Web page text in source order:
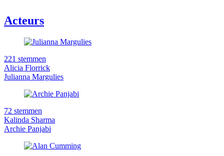
Acteurs
221 stemmen
Alicia Florrick
Julianna Margulies
72 stemmen
Kalinda Sharma
Archie Panjabi